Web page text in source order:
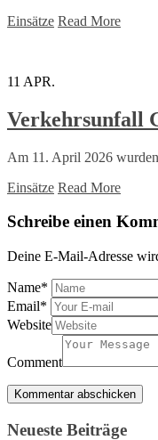
Einsätze Read More
11 APR.
Verkehrsunfall
Am 11. April 2026
Einsätze Read More
Schreibe einen
Deine E-Mail-Adresse
Name*
Email*
Website
Comment
Neueste Beiträge